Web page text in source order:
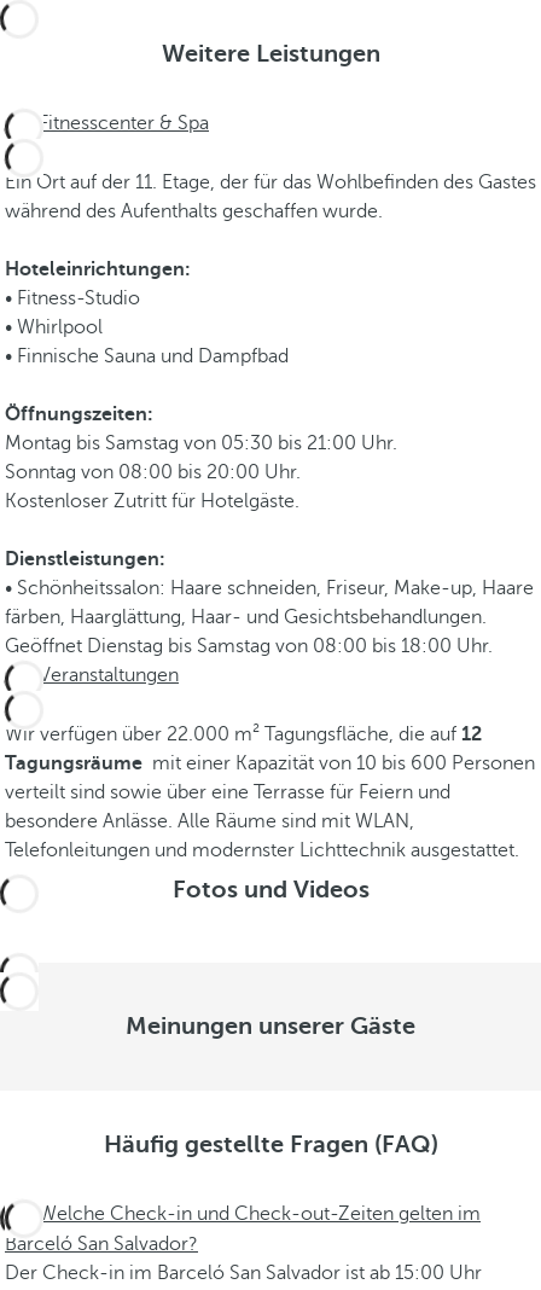
Weitere Leistungen
Fitnesscenter & Spa
Ein Ort auf der 11. Etage, der für das Wohlbefinden des Gastes
während des Aufenthalts geschaffen wurde.
Hoteleinrichtungen:
• Fitness-Studio
• Whirlpool
• Finnische Sauna und Dampfbad
Öffnungszeiten:
Montag bis Samstag von 05:30 bis 21:00 Uhr.
Sonntag von 08:00 bis 20:00 Uhr.
Kostenloser Zutritt für Hotelgäste.
Dienstleistungen:
• Schönheitssalon: Haare schneiden, Friseur, Make-up, Haare
färben, Haarglättung, Haar- und Gesichtsbehandlungen.
Geöffnet Dienstag bis Samstag von 08:00 bis 18:00 Uhr.
Veranstaltungen
Wir verfügen über 22.000 m² Tagungsfläche, die auf 12
Tagungsräume mit einer Kapazität von 10 bis 600 Personen
verteilt sind sowie über eine Terrasse für Feiern und
besondere Anlässe. Alle Räume sind mit WLAN,
Telefonleitungen und modernster Lichttechnik ausgestattet.
Fotos und Videos
Meinungen unserer Gäste
Häufig gestellte Fragen (FAQ)
Welche Check-in und Check-out-Zeiten gelten im
Barceló San Salvador?
Der Check-in im Barceló San Salvador ist ab 15:00 Uhr